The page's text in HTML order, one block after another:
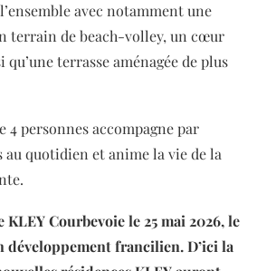
avec notamment une
terrain de beach-volley, un cœur
terrasse aménagée de plus
4 personnes accompagne par
quotidien et anime la vie de la
Courbevoie le 25 mai 2026, le
développement francilien. D’ici la